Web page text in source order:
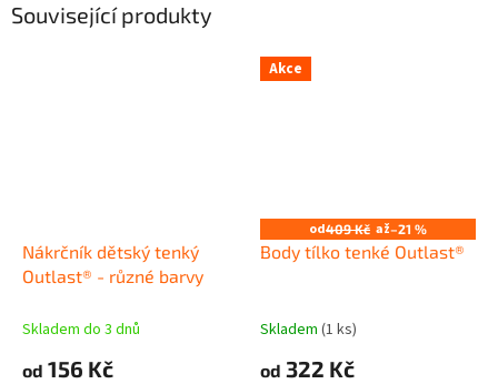
Související produkty
Nákrčník dětský tenký
Outlast® - různé barvy
Skladem do 3 dnů
od 156 Kč
Akce
od409 Kč až–21 %
Body tílko tenké Outlast®
Skladem (1 ks)
od 322 Kč